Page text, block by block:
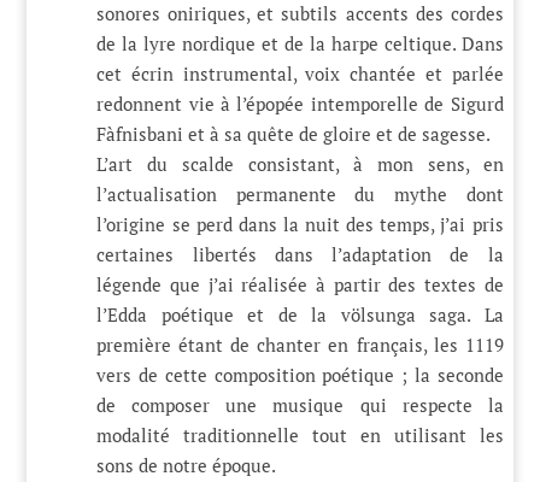
sonores oniriques, et subtils accents des cordes
de la lyre nordique et de la harpe celtique. Dans
cet écrin instrumental, voix chantée et parlée
redonnent vie à l’épopée intemporelle de Sigurd
Fàfnisbani et à sa quête de gloire et de sagesse.
L’art du scalde consistant, à mon sens, en
l’actualisation permanente du mythe dont
l’origine se perd dans la nuit des temps, j’ai pris
certaines libertés dans l’adaptation de la
légende que j’ai réalisée à partir des textes de
l’Edda poétique et de la völsunga saga. La
première étant de chanter en français, les 1119
vers de cette composition poétique ; la seconde
de composer une musique qui respecte la
modalité traditionnelle tout en utilisant les
sons de notre époque.